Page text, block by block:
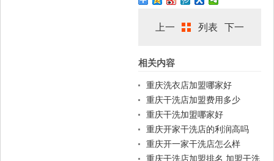
上一
篇
列表 下一
相关内容
重庆洗衣店加盟哪家好
重庆干洗店加盟费用多少
重庆干洗加盟哪家好
重庆开家干洗店的利润高吗
重庆开一家干洗店怎么样
重庆干洗店加盟排名 加盟干洗